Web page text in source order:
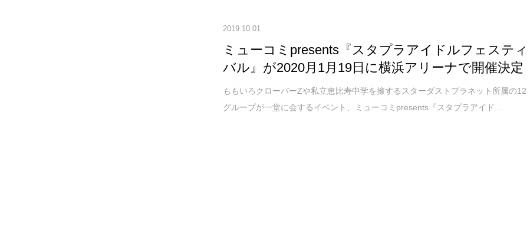
2019.10.01
ミューコミpresents『スタプラアイドルフェスティ
バル』が2020月1月19日に横浜アリーナで開催決定
ももいろクローバーZや私立恵比寿中学を擁するスターダストプラネット所属の12
グループが一堂に会するイベント、ミューコミpresents『スタプラアイド...